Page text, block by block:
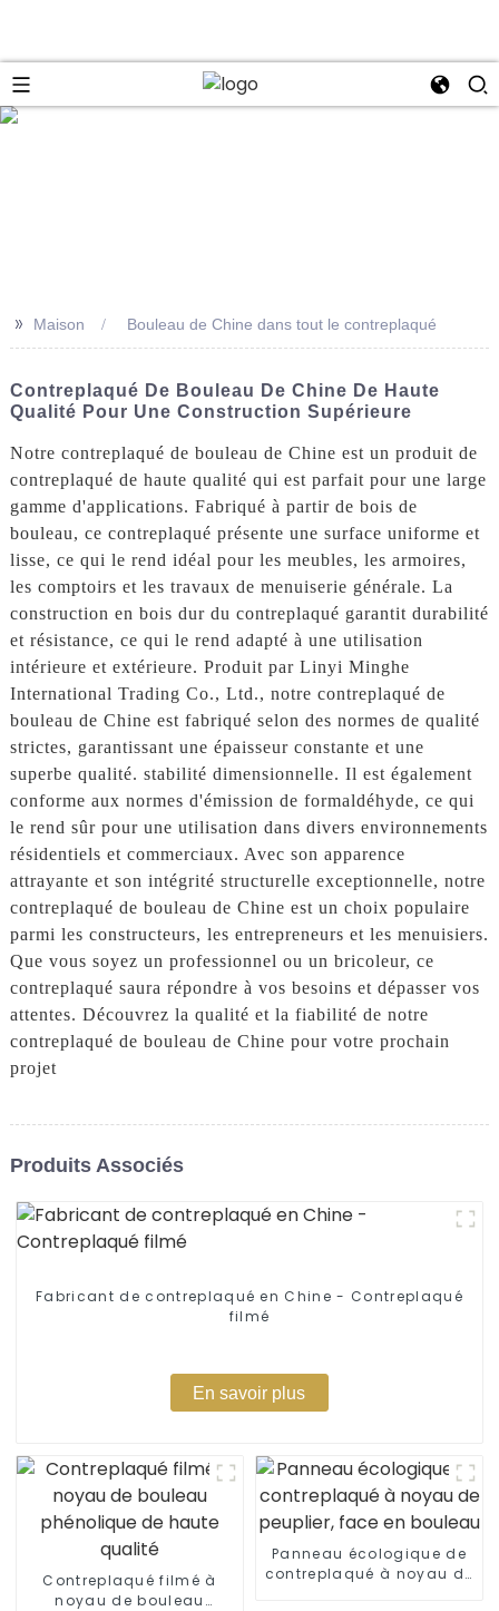
>> Maison Bouleau de Chine dans tout le contreplaqué
Contreplaqué De Bouleau De Chine De Haute
Qualité Pour Une Construction Supérieure
Notre contreplaqué de bouleau de Chine est un produit de
contreplaqué de haute qualité qui est parfait pour une large
gamme d'applications. Fabriqué à partir de bois de
bouleau, ce contreplaqué présente une surface uniforme et
lisse, ce qui le rend idéal pour les meubles, les armoires,
les comptoirs et les travaux de menuiserie générale. La
construction en bois dur du contreplaqué garantit durabilité
et résistance, ce qui le rend adapté à une utilisation
intérieure et extérieure. Produit par Linyi Minghe
International Trading Co., Ltd., notre contreplaqué de
bouleau de Chine est fabriqué selon des normes de qualité
strictes, garantissant une épaisseur constante et une
superbe qualité. stabilité dimensionnelle. Il est également
conforme aux normes d'émission de formaldéhyde, ce qui
le rend sûr pour une utilisation dans divers environnements
résidentiels et commerciaux. Avec son apparence
attrayante et son intégrité structurelle exceptionnelle, notre
contreplaqué de bouleau de Chine est un choix populaire
parmi les constructeurs, les entrepreneurs et les menuisiers.
Que vous soyez un professionnel ou un bricoleur, ce
contreplaqué saura répondre à vos besoins et dépasser vos
attentes. Découvrez la qualité et la fiabilité de notre
contreplaqué de bouleau de Chine pour votre prochain
projet
Produits Associés
Fabricant de contreplaqué en Chine - Contreplaqué
filmé
En savoir plus
Contreplaqué filmé à
noyau de bouleau
Panneau écologique de
contreplaqué à noyau de